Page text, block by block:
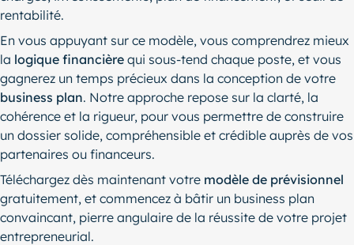
rentabilité.
En vous appuyant sur ce modèle, vous comprendrez mieux
la logique financière qui sous-tend chaque poste, et vous
gagnerez un temps précieux dans la conception de votre
business plan. Notre approche repose sur la clarté, la
cohérence et la rigueur, pour vous permettre de construire
un dossier solide, compréhensible et crédible auprès de vos
partenaires ou financeurs.
Téléchargez dès maintenant votre modèle de prévisionnel
gratuitement, et commencez à bâtir un business plan
convaincant, pierre angulaire de la réussite de votre projet
entrepreneurial.